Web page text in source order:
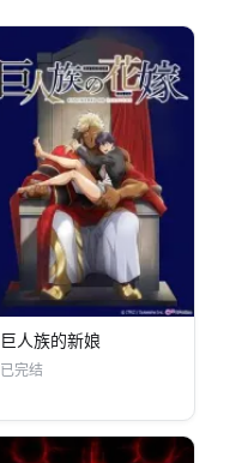
巨人族的新娘
已完结